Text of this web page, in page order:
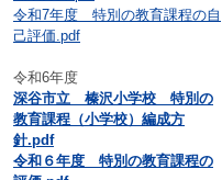
令和7年度 特別の教育課程の自
己評価.pdf
令和6年度
深谷市立 榛沢小学校 特別の
教育課程（小学校）編成方
針.pdf
令和６年度 特別の教育課程の